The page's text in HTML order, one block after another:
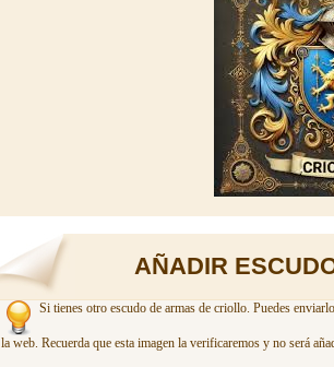
AÑADIR
Si tienes otro escudo de armas de criollo. Puedes
la web. Recuerda que esta imagen la verificaremos y no será